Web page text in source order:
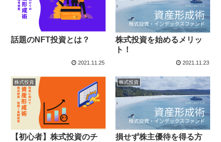
話題のNFT投資とは？
2021.11.25
株式投資を始めるメリッ
ト！
2021.11.23
株式投資
【初心者】株式投資のチ
株式投資
損せず株主優待を得る方